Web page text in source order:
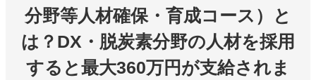
分野等人材確保・育成コース）と
は？DX・脱炭素分野の人材を採用
すると最大360万円が支給されま